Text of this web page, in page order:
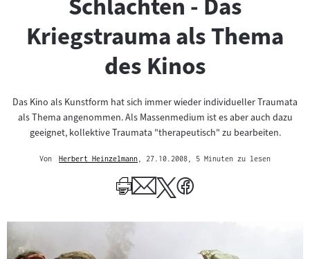
Kriegstrauma als Thema
des Kinos
Das Kino als Kunstform hat sich immer wieder individueller Traumata
als Thema angenommen. Als Massenmedium ist es aber auch dazu
geeignet, kollektive Traumata "therapeutisch" zu bearbeiten.
Von
Herbert Heinzelmann
Author
, 27.10.2008 , 5 Minuten zu lesen